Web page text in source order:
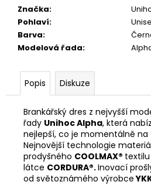
Značka:
Pohlaví:
Barva:
Modelová řada:
Popis Diskuze
Brankářský dres z nejvyšší
řady Unihoc Alpha, která
nejlepší, co je momentálně na
Nejnovější technologie
prodyšného COOLMAX®
látce CORDURA®.Inovací
od světoznámého výrobce